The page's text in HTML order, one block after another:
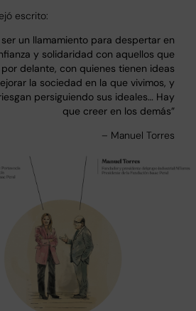
escrito:
ser un llamamiento para despertar en
y solidaridad con aquellos que
delante, con quienes tienen ideas
la sociedad en la que vivimos, y
persiguiendo sus ideales… Hay
que creer en los demás”
– Manuel Torres